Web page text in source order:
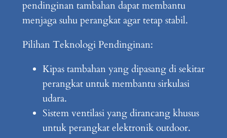
pendinginan tambahan dapat membantu
menjaga suhu perangkat agar tetap stabil.
Pilihan Teknologi Pendinginan:
Kipas tambahan yang dipasang di sekitar
perangkat untuk membantu sirkulasi
udara.
Sistem ventilasi yang dirancang khusus
untuk perangkat elektronik outdoor.